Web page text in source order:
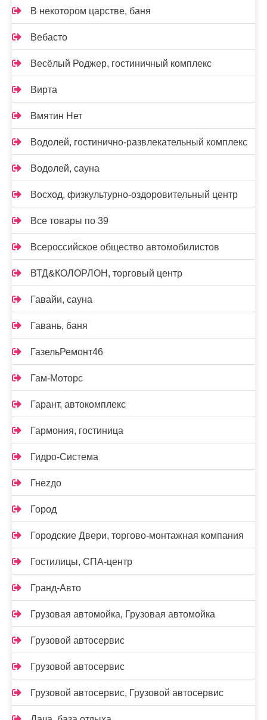
В некотором царстве, баня
Вебасто
Весёлый Роджер, гостиничный комплекс
Вирта
Вмятин Нет
Водолей, гостинично-развлекательный комплекс
Водолей, сауна
Восход, физкультурно-оздоровительный центр
Все товары по 39
Всероссийское общество автомобилистов
ВТД&КОЛОРЛОН, торговый центр
Гавайи, сауна
Гавань, баня
ГазельРемонт46
Гам-Моторс
Гарант, автокомплекс
Гармония, гостиница
Гидро-Система
Гнеzдо
Город
Городские Двери, торгово-монтажная компания
Гостилицы, СПА-центр
Гранд-Авто
Грузовая автомойка, Грузовая автомойка
Грузовой автосервис
Грузовой автосервис
Грузовой автосервис, Грузовой автосервис